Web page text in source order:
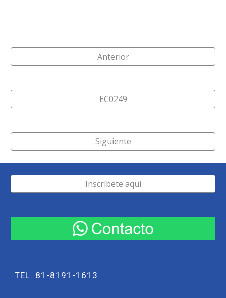
Anterior
EC0249
Siguiente
Inscríbete aquí
TEL. 81-8191-1613